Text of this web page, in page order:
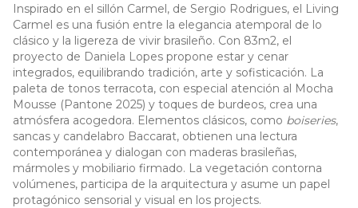
Inspirado en el sillón Carmel, de Sergio Rodrigues, el Living
Carmel es una fusión entre la elegancia atemporal de lo
clásico y la ligereza de vivir brasileño. Con 83m2, el
proyecto de Daniela Lopes propone estar y cenar
integrados, equilibrando tradición, arte y sofisticación. La
paleta de tonos terracota, con especial atención al Mocha
Mousse (Pantone 2025) y toques de burdeos, crea una
atmósfera acogedora. Elementos clásicos, como boiseries,
sancas y candelabro Baccarat, obtienen una lectura
contemporánea y dialogan con maderas brasileñas,
mármoles y mobiliario firmado. La vegetación contorna
volúmenes, participa de la arquitectura y asume un papel
protagónico sensorial y visual en los projects.